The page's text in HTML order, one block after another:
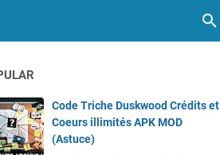
Code Triche Duskwood Crédits et
Coeurs illimités APK MOD
(Astuce)